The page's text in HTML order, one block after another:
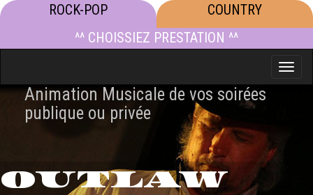
ROCK-POP
COUNTRY
^^ CHOISSIEZ PRESTATION ^^
Toggle
Animation Musicale de vos soirées
publique ou privée
OUTLAW